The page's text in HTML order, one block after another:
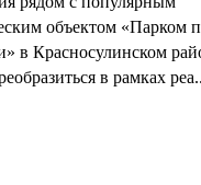
объектом «Парком
в Красносулинском
в рамках